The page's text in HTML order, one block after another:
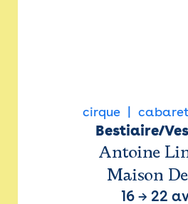
cirque
Bestiaire/
Antoine
Maison
16→ 22